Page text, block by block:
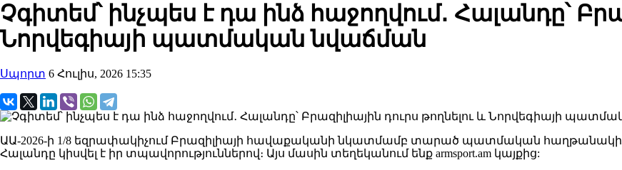
Չգիտեմ՝ ինչպես է դա ինձ հաջողվում․ Հալանդը՝
Նորվեգիայի պատմական նվաճման
Սպորտ 6 Հուլիս, 2026 15:35
ԱԱ-2026-ի 1/8 եզրափակիչում Բրազիլիայի հավաքականի նկատմամբ տարած պատմական հաղթանակից
Հալանդը կիսվել է իր տպավորություններով։ Այս մասին տեղեկանում ենք armsport.am կայքից: